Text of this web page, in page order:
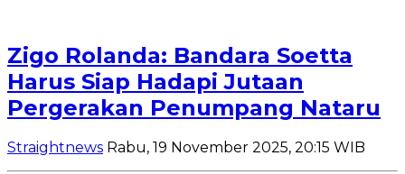
Zigo Rolanda: Bandara Soetta
Harus Siap Hadapi Jutaan
Pergerakan Penumpang Nataru
Straightnews Rabu, 19 November 2025, 20:15 WIB